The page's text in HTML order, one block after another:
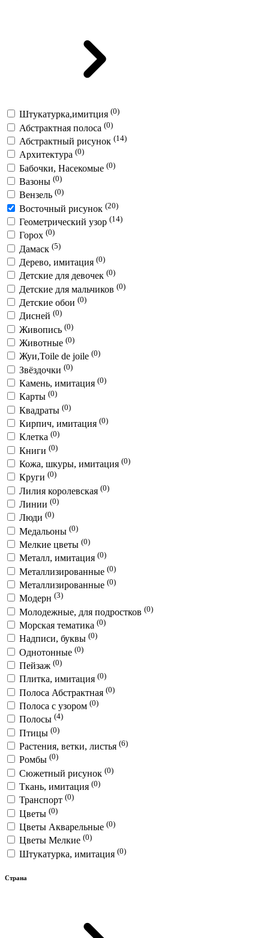
Штукатурка,имитция (0)
Абстрактная полоса (0)
Абстрактный рисунок (14)
Архитектура (0)
Бабочки, Насекомые (0)
Вазоны (0)
Вензель (0)
Восточный рисунок (20)
Геометрический узор (14)
Горох (0)
Дамаск (5)
Дерево, имитация (0)
Детские для девочек (0)
Детские для мальчиков (0)
Детские обои (0)
Дисней (0)
Живопись (0)
Животные (0)
Жуи,Toile de joile (0)
Звёздочки (0)
Камень, имитация (0)
Карты (0)
Квадраты (0)
Кирпич, имитация (0)
Клетка (0)
Книги (0)
Кожа, шкуры, имитация (0)
Круги (0)
Лилия королевская (0)
Линии (0)
Люди (0)
Медальоны (0)
Мелкие цветы (0)
Металл, имитация (0)
Металлизированные (0)
Металлизированные (0)
Модерн (3)
Молодежные, для подростков (0)
Морская тематика (0)
Надписи, буквы (0)
Однотонные (0)
Пейзаж (0)
Плитка, имитация (0)
Полоса Абстрактная (0)
Полоса с узором (0)
Полосы (4)
Птицы (0)
Растения, ветки, листья (6)
Ромбы (0)
Сюжетный рисунок (0)
Ткань, имитация (0)
Транспорт (0)
Цветы (0)
Цветы Акварельные (0)
Цветы Мелкие (0)
Штукатурка, имитация (0)
Страна